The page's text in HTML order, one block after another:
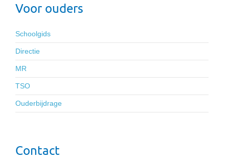
Voor ouders
Schoolgids
Directie
MR
TSO
Ouderbijdrage
Contact